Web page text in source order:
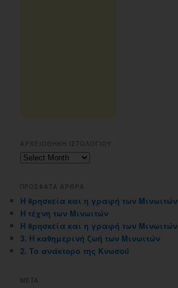
ΑΡΧΕΙΟΘΗΚΗ ΙΣΤΟΛΟΓΙΟΥ
Αρχειοθηκη
ΠΡΟΣΦΑΤΑ ΑΡΘΡΑ
Η θρησκεία και η γραφή των Μινωιτών
Η τέχνη των Μινωιτών
Η θρησκεία και η γραφή των Μινωιτών
3. Η καθημερινή ζωή των Μινωιτών
2. Το ανάκτορο της Κνωσού
META